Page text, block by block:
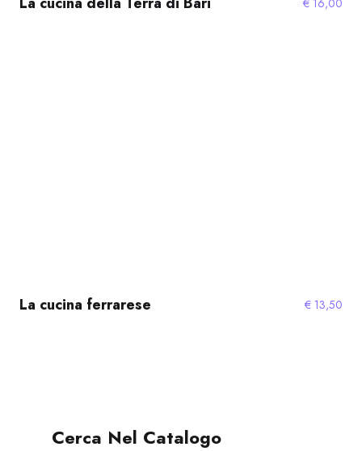
La cucina ferrarese € 13,50
Cerca Nel Catalogo